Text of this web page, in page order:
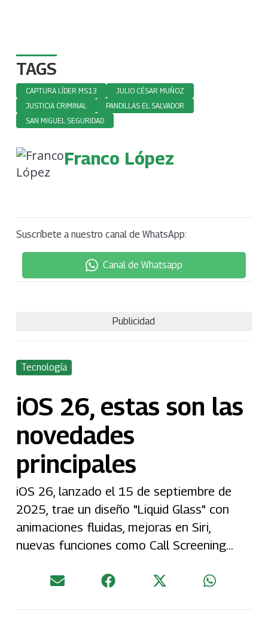
TAGS
CAPTURA LÍDER MS13
JULIO CÉSAR MUÑOZ
JUSTICIA CRIMINAL
PANDILLAS EL SALVADOR
SAN MIGUEL SEGURIDAD
Franco López
Suscríbete a nuestro canal de WhatsApp:
Canal de Whatsapp
Publicidad
Tecnología
iOS 26, estas son las
novedades
principales
iOS 26, lanzado el 15 de septiembre de
2025, trae un diseño "Liquid Glass" con
animaciones fluidas, mejoras en Siri,
nuevas funciones como Call Screening...